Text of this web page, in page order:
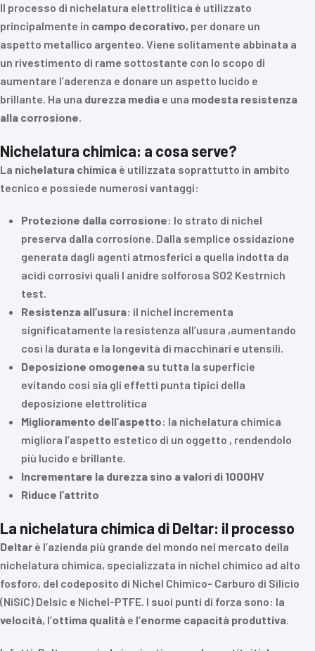
Il processo di nichelatura elettrolitica è utilizzato
principalmente in campo decorativo, per donare un
aspetto metallico argenteo. Viene solitamente abbinata a
un rivestimento di rame sottostante con lo scopo di
aumentare l’aderenza e donare un aspetto lucido e
brillante. Ha una durezza media e una modesta resistenza
alla corrosione.
Nichelatura chimica: a cosa serve?
La nichelatura chimica è utilizzata soprattutto in ambito
tecnico e possiede numerosi vantaggi:
Protezione dalla corrosione: lo strato di nichel
preserva dalla corrosione. Dalla semplice ossidazione
generata dagli agenti atmosferici a quella indotta da
acidi corrosivi quali l anidre solforosa SO2 Kestrnich
test.
Resistenza all’usura: il nichel incrementa
significatamente la resistenza all’usura ,aumentando
così la durata e la longevità di macchinari e utensili.
Deposizione omogenea su tutta la superficie
evitando cosi sia gli effetti punta tipici della
deposizione elettrolitica
Miglioramento dell’aspetto: la nichelatura chimica
migliora l’aspetto estetico di un oggetto , rendendolo
più lucido e brillante.
Incrementare la durezza sino a valori di 1000HV
Riduce l’attrito
La nichelatura chimica di Deltar: il processo
Deltar è l’azienda più grande del mondo nel mercato della
nichelatura chimica, specializzata in nichel chimico ad alto
fosforo, del codeposito di Nichel Chimico- Carburo di Silicio
(NiSiC) Delsic e Nichel-PTFE. I suoi punti di forza sono: la
velocità, l’ottima qualità e l’enorme capacità produttiva.